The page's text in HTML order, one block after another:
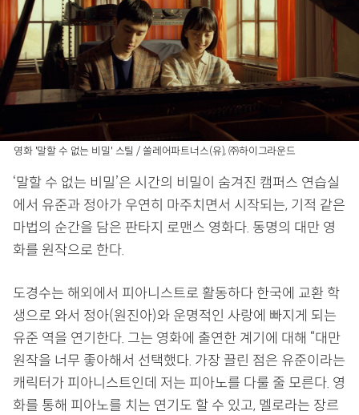
영화 '말할 수 없는 비밀' 스틸 / 쏠레어파트너스(유), ㈜하이그라운드
‘말할 수 없는 비밀’은 시간의 비밀이 숨겨진 캠퍼스 연습실
에서 유준과 정아가 우연히 마주치면서 시작되는, 기적 같은
마법의 순간을 담은 판타지 로맨스 영화다. 동명의 대만 영
화를 원작으로 한다.
도경수는 해외에서 피아니스트로 활동하다 한국에 교환 학
생으로 와서 정아(원진아)와 운명적인 사랑에 빠지게 되는
유준 역을 연기한다. 그는 영화에 출연한 계기에 대해 “대만
원작을 너무 좋아해서 선택했다. 가장 끌린 점은 유준이라는
캐릭터가 피아니스트인데 저는 피아노를 다룰 줄 모른다. 영
화를 통해 피아노를 치는 연기도 할 수 있고, 멜로라는 장르